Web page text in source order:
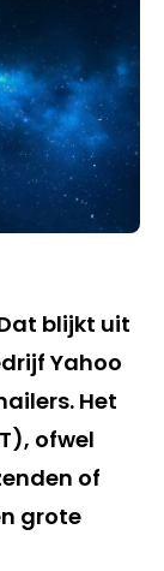
blijkt uit
Yahoo
Het
ofwel
of
grote